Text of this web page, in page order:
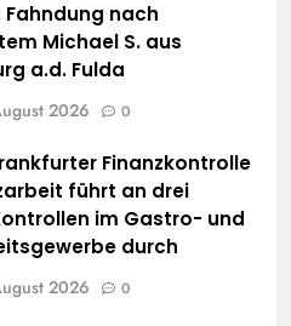
Fahndung nach
Michael S. aus
a.d. Fulda
2026 0
Finanzkontrolle
führt an drei
im Gastro- und
durch
2026 0